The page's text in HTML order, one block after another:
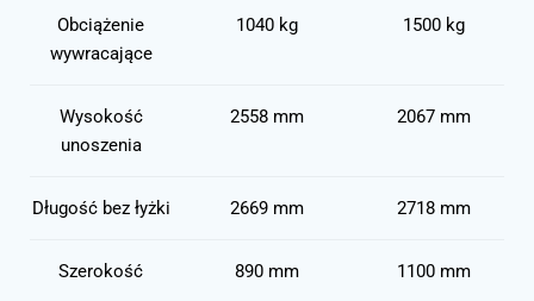
Obciążenie
wywracające
1040 kg 1500 kg
Wysokość
unoszenia
2558 mm 2067 mm
Długość bez łyżki 2669 mm 2718 mm
Szerokość 890 mm 1100 mm